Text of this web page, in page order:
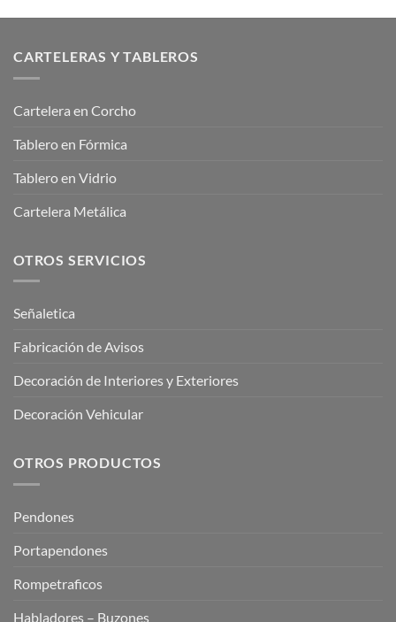
CARTELERAS Y TABLEROS
Cartelera en Corcho
Tablero en Fórmica
Tablero en Vidrio
Cartelera Metálica
OTROS SERVICIOS
Señaletica
Fabricación de Avisos
Decoración de Interiores y Exteriores
Decoración Vehicular
OTROS PRODUCTOS
Pendones
Portapendones
Rompetraficos
Habladores – Buzones